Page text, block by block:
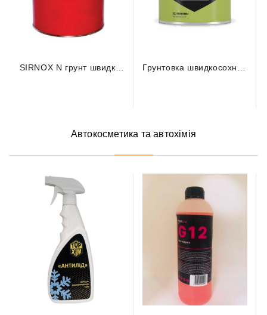
SIRNOX N грунт швидкосохнущий Грунтовка швидкосохнуча
Автокосметика та автохімія